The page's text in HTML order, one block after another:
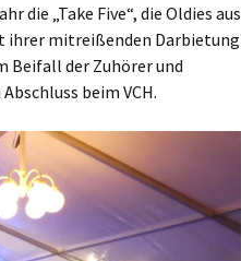
die „Take Five“, die Oldies aus
ihrer mitreißenden Darbietung
Beifall der Zuhörer und
beim VCH.